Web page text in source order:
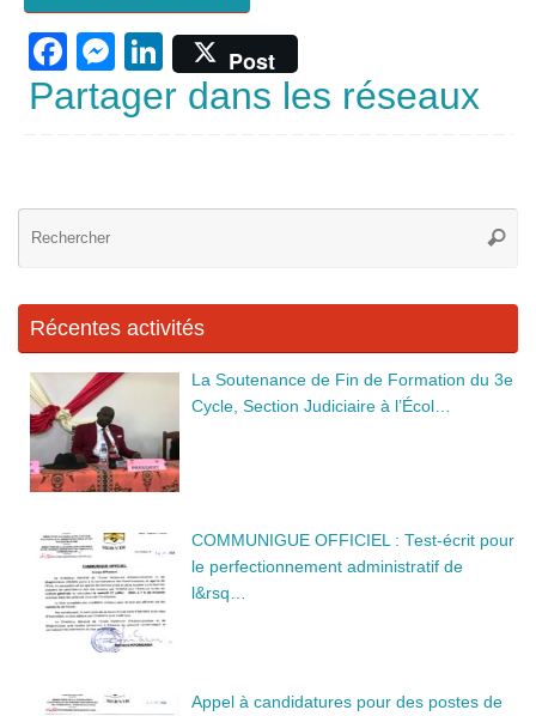
F
a
b
o
k
M
e
ss
n
Li
n
dI
Post
Partager dans les réseaux
Récentes activités
La Soutenance de Fin de Formation du 3e
Cycle, Section Judiciaire à l’Écol…
COMMUNIGUE OFFICIEL : Test-écrit pour
le perfectionnement administratif de
l&rsq…
Appel à candidatures pour des postes de